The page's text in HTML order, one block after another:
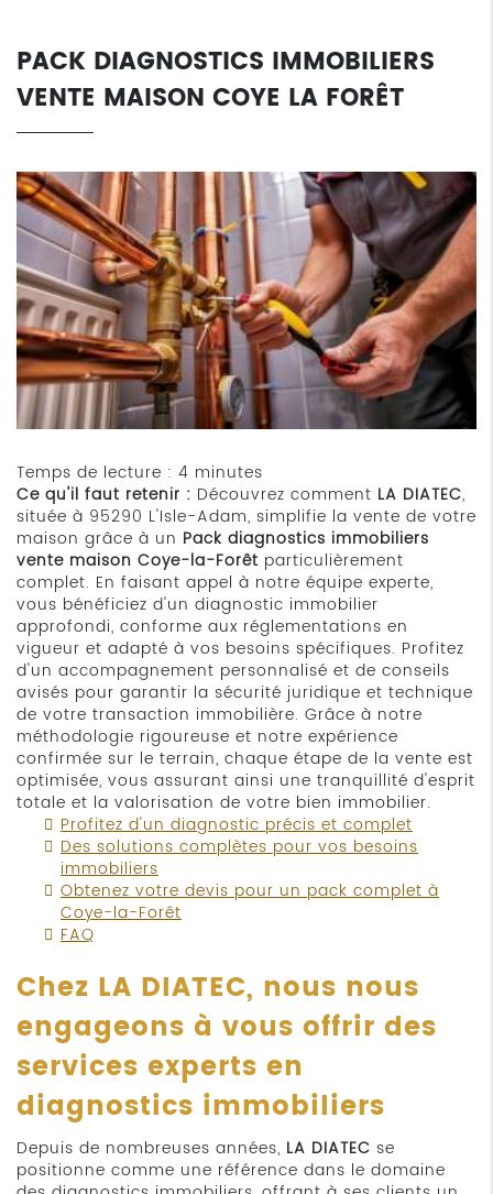
PACK DIAGNOSTICS IMMOBILIERS
VENTE MAISON COYE LA FORÊT
Temps de lecture : 4 minutes
Ce qu'il faut retenir : Découvrez comment LA DIATEC,
située à 95290 L'Isle-Adam, simplifie la vente de votre
maison grâce à un Pack diagnostics immobiliers
vente maison Coye-la-Forêt particulièrement
complet. En faisant appel à notre équipe experte,
vous bénéficiez d'un diagnostic immobilier
approfondi, conforme aux réglementations en
vigueur et adapté à vos besoins spécifiques. Profitez
d'un accompagnement personnalisé et de conseils
avisés pour garantir la sécurité juridique et technique
de votre transaction immobilière. Grâce à notre
méthodologie rigoureuse et notre expérience
confirmée sur le terrain, chaque étape de la vente est
optimisée, vous assurant ainsi une tranquillité d'esprit
totale et la valorisation de votre bien immobilier.
Profitez d'un diagnostic précis et complet
Des solutions complètes pour vos besoins
immobiliers
Obtenez votre devis pour un pack complet à
Coye-la-Forêt
FAQ
Chez LA DIATEC, nous nous
engageons à vous offrir des
services experts en
diagnostics immobiliers
Depuis de nombreuses années, LA DIATEC se
positionne comme une référence dans le domaine